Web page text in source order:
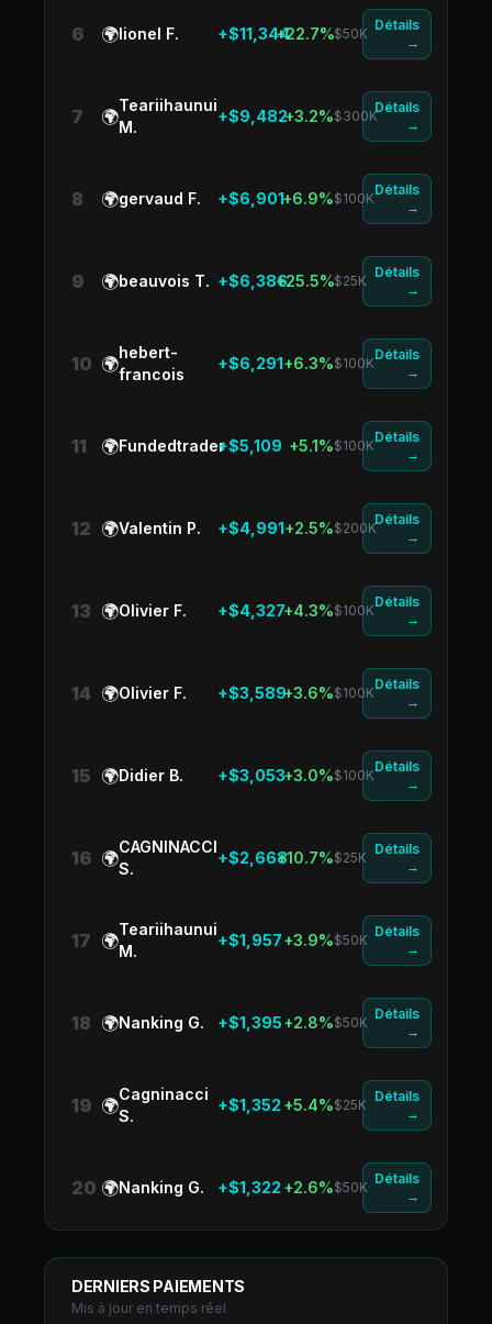
6 🌍lionel F. +$11,344+22.7%$50K
Détails
→
7 🌍
Teariihaunui
M.
+$9,482+3.2%$300K
Détails
→
8 🌍gervaud F. +$6,901+6.9%$100K
Détails
→
9 🌍beauvois T. +$6,386+25.5%$25K
Détails
→
10 🌍
hebert-
francois
+$6,291+6.3%$100K
Détails
→
11 🌍Fundedtrader+$5,109 +5.1%$100K
Détails
→
12 🌍Valentin P. +$4,991+2.5%$200K
Détails
→
13 🌍Olivier F. +$4,327+4.3%$100K
Détails
→
14 🌍Olivier F. +$3,589+3.6%$100K
Détails
→
15 🌍Didier B. +$3,053+3.0%$100K
Détails
→
16 🌍
CAGNINACCI
S.
+$2,668+10.7%$25K
Détails
→
17 🌍
Teariihaunui
M.
+$1,957+3.9%$50K
Détails
→
18 🌍Nanking G. +$1,395+2.8%$50K
Détails
→
19 🌍
Cagninacci
S.
+$1,352 +5.4%$25K
Détails
→
20 🌍Nanking G. +$1,322 +2.6%$50K
Détails
→
DERNIERS PAIEMENTS
Mis à jour en temps réel